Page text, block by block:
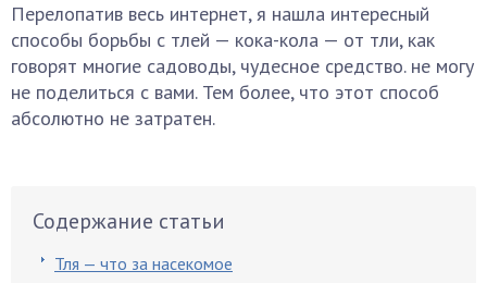
Перелопатив весь интернет, я нашла интересный
способы борьбы с тлей — кока-кола — от тли, как
говорят многие садоводы, чудесное средство. не могу
не поделиться с вами. Тем более, что этот способ
абсолютно не затратен.
Содержание статьи
Тля — что за насекомое